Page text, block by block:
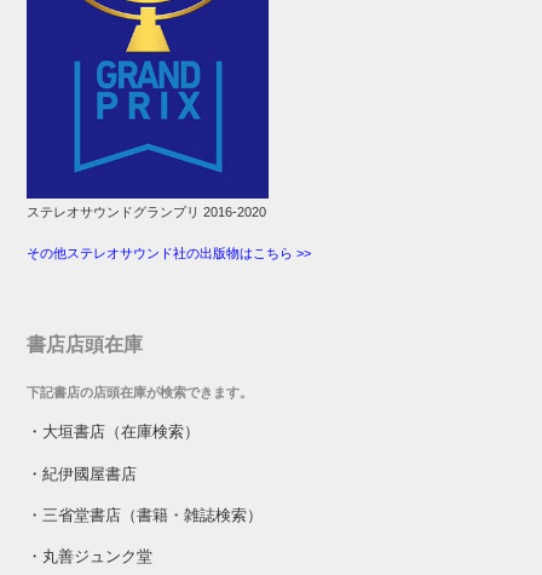
ステレオサウンドグランプリ 2016-2020
その他ステレオサウンド社の出版物はこちら >>
書店店頭在庫
下記書店の店頭在庫が検索できます。
・ 大垣書店（在庫検索）
・紀伊國屋書店
・ 三省堂書店（書籍・雑誌検索）
・ 丸善ジュンク堂